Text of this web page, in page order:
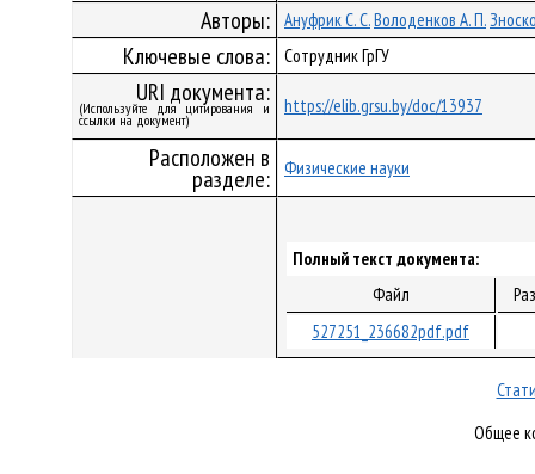
Авторы: Ануфрик С. С.Володенков А. П.
Ключевые слова: Сотрудник ГрГУ
URI документа:
(Используйте для цитирования и
ссылки на документ)
https://elib.grsu.by/doc/13937
Расположен в
разделе: Физические науки
Полный текст документа:
Файл
527251_236682pdf.pdf
Общее